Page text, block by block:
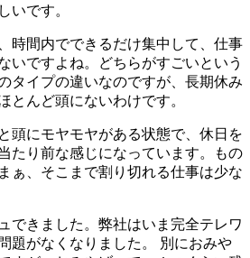
いです。
時間内でできるだけ集中して、仕事
いですよね。どちらがすごいという
タイプの違いなのですが、長期休み
とんど頭にないわけです。
頭にモヤモヤがある状態で、休日を
たり前な感じになっています。もの
ぁ、そこまで割り切れる仕事は少な
できました。弊社はいま完全テレワ
題がなくなりました。 別におみや